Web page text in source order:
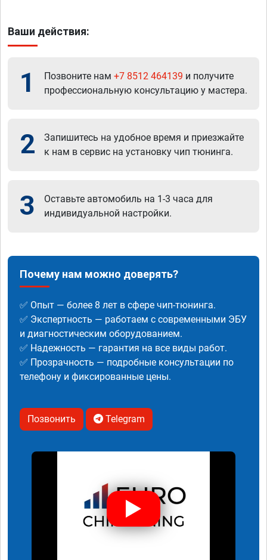
Ваши действия:
1 Позвоните нам +7 8512 464139 и получите
профессиональную консультацию у мастера.
2
Запишитесь на удобное время и приезжайте
к нам в сервис на установку чип тюнинга.
3
Оставьте автомобиль на 1-3 часа для
индивидуальной настройки.
Почему нам можно доверять?
✅ Опыт — более 8 лет в сфере чип-тюнинга.
✅ Экспертность — работаем с современными ЭБУ
и диагностическим оборудованием.
✅ Надежность — гарантия на все виды работ.
✅ Прозрачность — подробные консультации по
телефону и фиксированные цены.
Позвонить Telegram